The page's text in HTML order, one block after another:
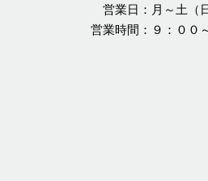
営業日：月～土（
営業時間：９：００